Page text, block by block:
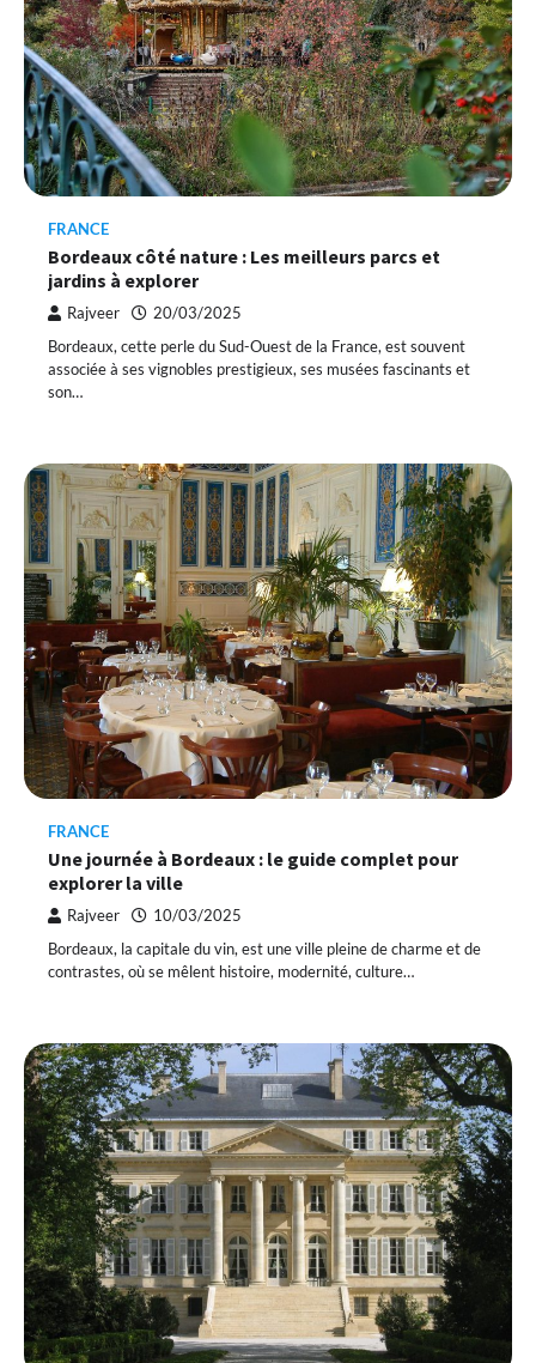
FRANCE
Bordeaux côté nature : Les meilleurs parcs et
jardins à explorer
Rajveer 20/03/2025
Bordeaux, cette perle du Sud-Ouest de la France, est souvent
associée à ses vignobles prestigieux, ses musées fascinants et
son…
FRANCE
Une journée à Bordeaux : le guide complet pour
explorer la ville
Rajveer 10/03/2025
Bordeaux, la capitale du vin, est une ville pleine de charme et de
contrastes, où se mêlent histoire, modernité, culture…